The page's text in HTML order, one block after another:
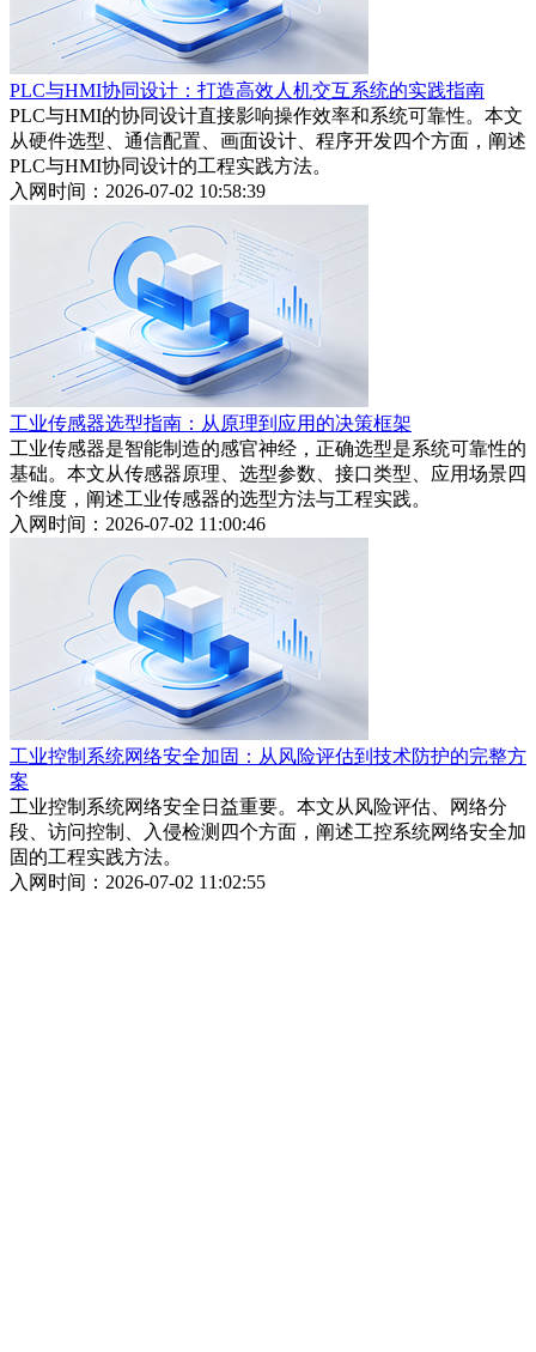
PLC与HMI协同设计：打造高效人机交互系统的实践指南
PLC与HMI的协同设计直接影响操作效率和系统可靠性。本文
从硬件选型、通信配置、画面设计、程序开发四个方面，阐述
PLC与HMI协同设计的工程实践方法。
入网时间：2026-07-02 10:58:39
工业传感器选型指南：从原理到应用的决策框架
工业传感器是智能制造的感官神经，正确选型是系统可靠性的
基础。本文从传感器原理、选型参数、接口类型、应用场景四
个维度，阐述工业传感器的选型方法与工程实践。
入网时间：2026-07-02 11:00:46
工业控制系统网络安全加固：从风险评估到技术防护的完整方
案
工业控制系统网络安全日益重要。本文从风险评估、网络分
段、访问控制、入侵检测四个方面，阐述工控系统网络安全加
固的工程实践方法。
入网时间：2026-07-02 11:02:55